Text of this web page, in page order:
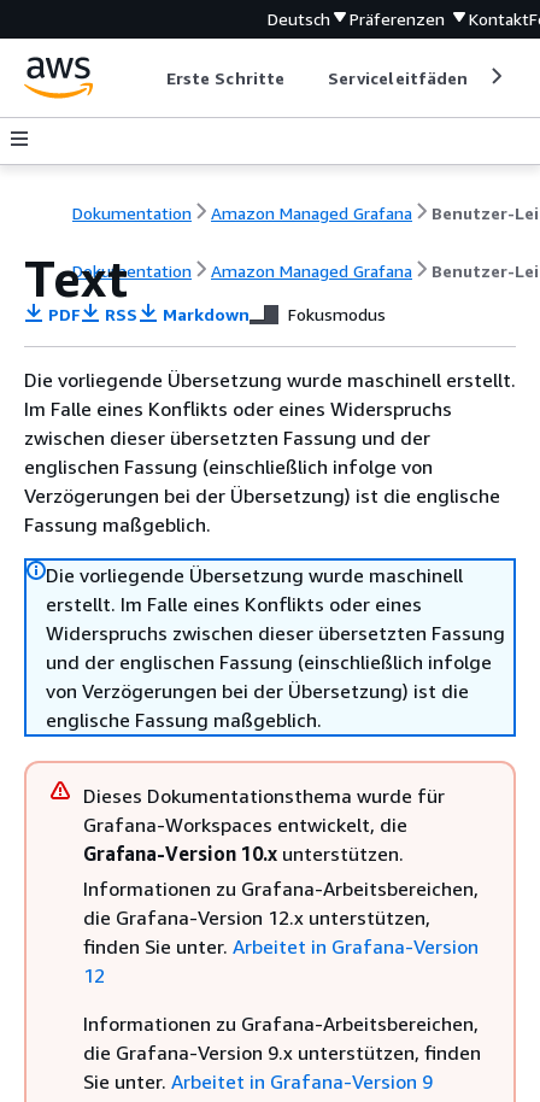
Deutsch Präferenzen Kontakt
Erste Schritte Serviceleitfäden
Dokumentation Amazon Managed Grafana
Dokumentation Amazon Managed Grafana Benutzer-
Text
PDF RSS Markdown Fokusmodus
Die vorliegende Übersetzung wurde maschinell erstellt.
Im Falle eines Konflikts oder eines Widerspruchs
zwischen dieser übersetzten Fassung und der
englischen Fassung (einschließlich infolge von
Verzögerungen bei der Übersetzung) ist die englische
Fassung maßgeblich.
Die vorliegende Übersetzung wurde maschinell
erstellt. Im Falle eines Konflikts oder eines
Widerspruchs zwischen dieser übersetzten Fassung
und der englischen Fassung (einschließlich infolge
von Verzögerungen bei der Übersetzung) ist die
englische Fassung maßgeblich.
Dieses Dokumentationsthema wurde für
Grafana-Workspaces entwickelt, die
Grafana-Version 10.x unterstützen.
Informationen zu Grafana-Arbeitsbereichen,
die Grafana-Version 12.x unterstützen,
finden Sie unter. Arbeitet in Grafana-Version
12
Informationen zu Grafana-Arbeitsbereichen,
die Grafana-Version 9.x unterstützen, finden
Sie unter. Arbeitet in Grafana-Version 9